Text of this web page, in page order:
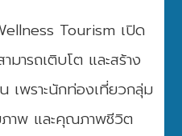
Tourism เปิด
มารถเติบโต และสร้าง
เพราะนักท่องเที่ยวกลุ่ม
าพ และคุณภาพชีวิต